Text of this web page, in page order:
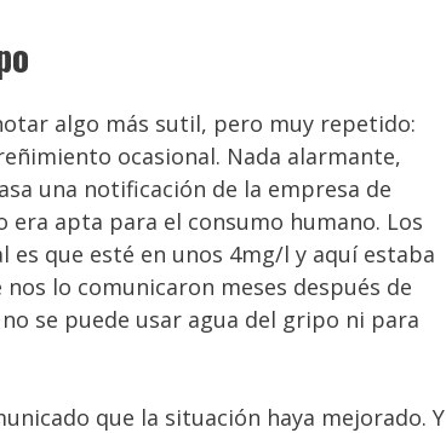
algo más sutil, pero muy repetido:
ocasional. Nada alarmante,
una notificación de la empresa de
era apta para el consumo humano. Los
que esté en unos 4mg/l y aquí estaba
nos lo comunicaron meses después de
se puede usar agua del gripo ni para
que la situación haya mejorado. Y